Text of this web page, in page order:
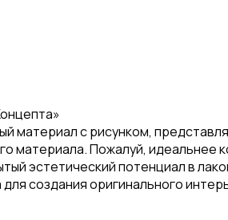
материал с рисунком,
материала. Пожалуй, идеальнее
эстетический потенциал в
создания оригинального